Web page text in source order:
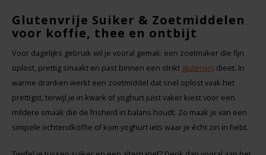
Glutenvrije Suiker & Zoetmiddelen
voor koffie, thee en ontbijt
Voor dagelijks gebruik wil je vooral gemak: een zoetmaker die fijn
oplost, prettig smaakt en past binnen een strikt glutenvrij dieet. In
warme dranken werkt een zoetmiddel dat snel oplost vaak het
prettigst, terwijl je in kwark of yoghurt juist vaker kiest voor een
mildere smaak die de frisheid in balans houdt. Zo maak je van een
simpele ochtendkoffie of kom yoghurt iets waar je écht zin in hebt.